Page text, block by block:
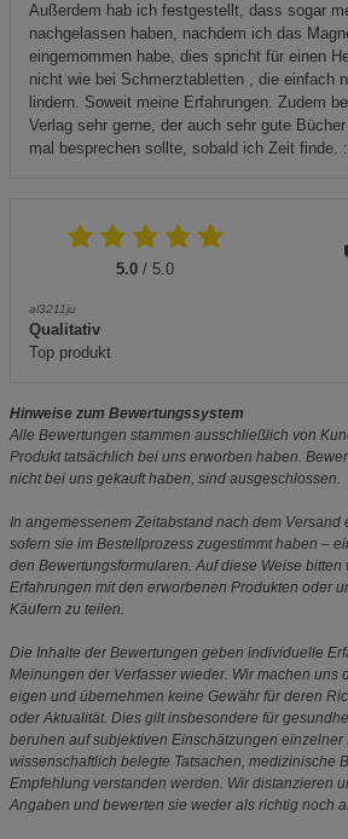
Außerdem hab ich festgestellt, dass sogar
nachgelassen haben, nachdem ich das
eingemommen habe, dies spricht für einen
nicht wie bei Schmerztabletten , die einfach
lindern. Soweit meine Erfahrungen. Zudem
Verlag sehr gerne, der auch sehr gute
mal besprechen sollte, sobald ich Zeit finde.
5.0 / 5.0
al3211ju
Qualitativ
Top produkt
Hinweise zum Bewertungssystem
Alle Bewertungen stammen ausschließlich von
Produkt tatsächlich bei uns erworben haben.
nicht bei uns gekauft haben, sind ausgeschlossen.
In angemessenem Zeitabstand nach dem Versand
sofern sie im Bestellprozess zugestimmt haben –
den Bewertungsformularen. Auf diese Weise bitten
Erfahrungen mit den erworbenen Produkten oder
Käufern zu teilen.
Die Inhalte der Bewertungen geben individuelle
Meinungen der Verfasser wieder. Wir machen uns
eigen und übernehmen keine Gewähr für deren
oder Aktualität. Dies gilt insbesondere für
beruhen auf subjektiven Einschätzungen
wissenschaftlich belegte Tatsachen, medizinische
Empfehlung verstanden werden. Wir distanzieren
Angaben und bewerten sie weder als richtig noch